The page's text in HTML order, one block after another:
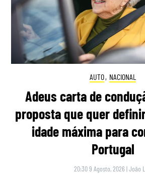
AUTO, NACIONAL
Adeus carta de
proposta que quer
idade máxima para
Portugal
20:30 9 Agosto, 2026 |João